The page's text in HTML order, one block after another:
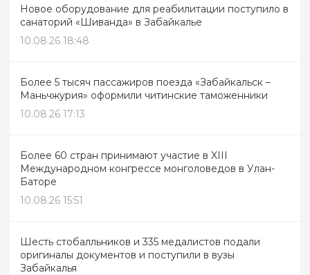
Новое оборудование для реабилитации поступило в
санаторий «Шиванда» в Забайкалье
10.08.26 18:48
Более 5 тысяч пассажиров поезда «Забайкальск –
Маньчжурия» оформили читинские таможенники
10.08.26 17:13
Более 60 стран принимают участие в XIII
Международном конгрессе монголоведов в Улан-
Баторе
10.08.26 15:51
Шесть стобалльников и 335 медалистов подали
оригиналы документов и поступили в вузы
Забайкалья